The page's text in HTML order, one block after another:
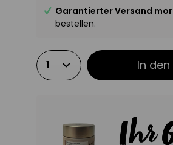
Garantierter Versand
bestellen.
In den